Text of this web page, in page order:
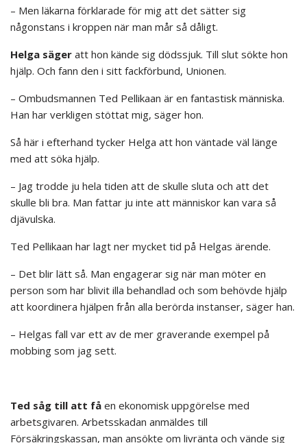
– Men läkarna förklarade för mig att det sätter sig
någonstans i kroppen när man mår så dåligt.
Helga säger att hon kände sig dödssjuk. Till slut sökte hon
hjälp. Och fann den i sitt fackförbund, Unionen.
– Ombudsmannen Ted Pellikaan är en fantastisk människa.
Han har verkligen stöttat mig, säger hon.
Så här i efterhand tycker Helga att hon väntade väl länge
med att söka hjälp.
– Jag trodde ju hela tiden att de skulle sluta och att det
skulle bli bra. Man fattar ju inte att människor kan vara så
djävulska.
Ted Pellikaan har lagt ner mycket tid på Helgas ärende.
– Det blir lätt så. Man engagerar sig när man möter en
person som har blivit illa behandlad och som behövde hjälp
att koordinera hjälpen från alla berörda instanser, säger han.
– Helgas fall var ett av de mer graverande exempel på
mobbing som jag sett.
Ted såg till att få en ekonomisk uppgörelse med
arbetsgivaren. Arbetsskadan anmäldes till
Försäkringskassan, man ansökte om livränta och vände sig